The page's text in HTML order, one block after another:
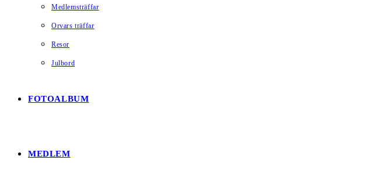
Medlemsträffar
Orvars träffar
Resor
Julbord
FOTOALBUM
MEDLEM